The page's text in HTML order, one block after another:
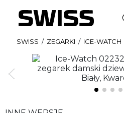
SWISS / ZEGARKI / ICE-WATCH